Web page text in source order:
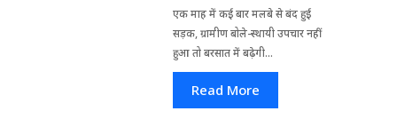
एक माह में कई बार मलबे से बंद हुई
सड़क, ग्रामीण बोले-स्थायी उपचार नहीं
हुआ तो बरसात में बढ़ेगी...
Read More